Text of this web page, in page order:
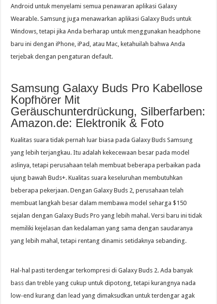
Android untuk menyelami semua penawaran aplikasi Galaxy
Wearable. Samsung juga menawarkan aplikasi Galaxy Buds untuk
Windows, tetapi jika Anda berharap untuk menggunakan headphone
baru ini dengan iPhone, iPad, atau Mac, ketahuilah bahwa Anda
terjebak dengan pengaturan default.
Samsung Galaxy Buds Pro Kabellose
Kopfhörer Mit
Geräuschunterdrückung, Silberfarben:
Amazon.de: Elektronik & Foto
Kualitas suara tidak pernah luar biasa pada Galaxy Buds Samsung
yang lebih terjangkau. Itu adalah kekecewaan besar pada model
aslinya, tetapi perusahaan telah membuat beberapa perbaikan pada
ujung bawah Buds+. Kualitas suara keseluruhan membutuhkan
beberapa pekerjaan. Dengan Galaxy Buds 2, perusahaan telah
membuat langkah besar dalam membawa model seharga $150
sejalan dengan Galaxy Buds Pro yang lebih mahal. Versi baru ini tidak
memiliki kejelasan dan kedalaman yang sama dengan saudaranya
yang lebih mahal, tetapi rentang dinamis setidaknya sebanding.
Hal-hal pasti terdengar terkompresi di Galaxy Buds 2. Ada banyak
bass dan treble yang cukup untuk dipotong, tetapi kurangnya nada
low-end kurang dan lead yang dimaksudkan untuk terdengar agak